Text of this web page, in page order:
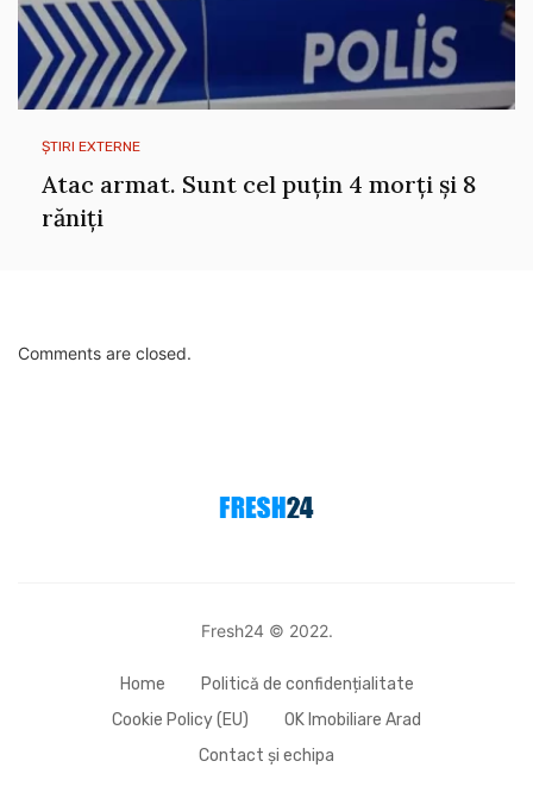
ȘTIRI EXTERNE
Atac armat. Sunt cel puțin 4 morți și 8
răniți
Comments are closed.
Fresh24 © 2022.
Home
Politică de confidențialitate
Cookie Policy (EU)
OK Imobiliare Arad
Contact și echipa